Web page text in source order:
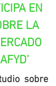
EN
LA
sobre